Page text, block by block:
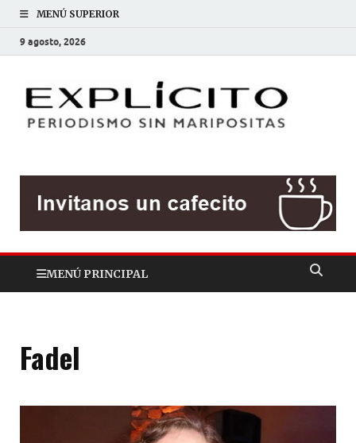
MENÚ SUPERIOR
9 agosto, 2026
MENÚ PRINCIPAL
Fadel